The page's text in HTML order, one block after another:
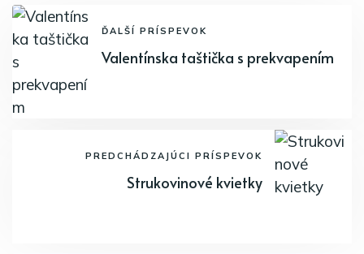
ĎALŠÍ PRÍSPEVOK
Valentínska taštička s prekvapením
PREDCHÁDZAJÚCI PRÍSPEVOK
Strukovinové kvietky